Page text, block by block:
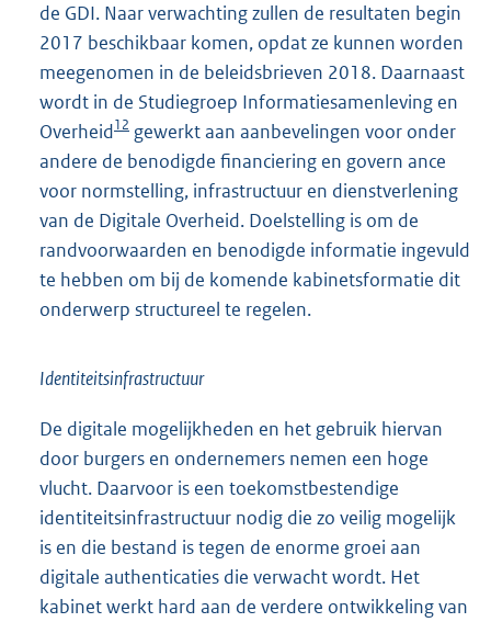
de GDI. Naar verwachting zullen de resultaten begin
2017 beschikbaar komen, opdat ze kunnen worden
meegenomen in de beleidsbrieven 2018. Daarnaast
wordt in de Studiegroep Informatiesamenleving en
Overheid12 gewerkt aan aanbevelingen voor onder
andere de benodigde financiering en govern ance
voor normstelling, infrastructuur en dienstverlening
van de Digitale Overheid. Doelstelling is om de
randvoorwaarden en benodigde informatie ingevuld
te hebben om bij de komende kabinetsformatie dit
onderwerp structureel te regelen.
Identiteitsinfrastructuur
De digitale mogelijkheden en het gebruik hiervan
door burgers en ondernemers nemen een hoge
vlucht. Daarvoor is een toekomstbestendige
identiteitsinfrastructuur nodig die zo veilig mogelijk
is en die bestand is tegen de enorme groei aan
digitale authenticaties die verwacht wordt. Het
kabinet werkt hard aan de verdere ontwikkeling van